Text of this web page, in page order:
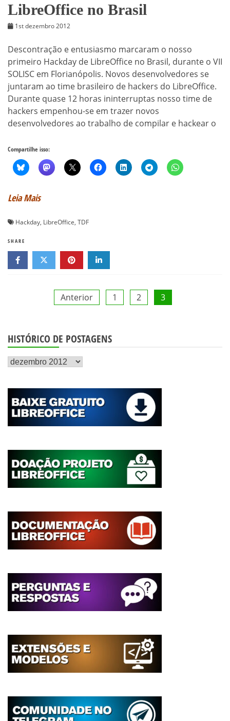
LibreOffice no Brasil
1st dezembro 2012
Descontração e entusiasmo marcaram o nosso
primeiro Hackday de LibreOffice no Brasil, durante o VII
SOLISC em Florianópolis. Novos desenvolvedores se
juntaram ao time brasileiro de hackers do LibreOffice.
Durante quase 12 horas ininterruptas nosso time de
hackers empenhou-se em trazer novos
desenvolvedores ao trabalho de compilar e hackear o
Compartilhe isso:
Leia Mais
Hackday, LibreOffice, TDF
SHARE
Paginação
posts
Anterior 1 2 3
HISTÓRICO DE POSTAGENS
Histórico
postagens